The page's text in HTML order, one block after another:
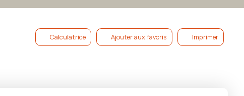
Calculatrice Ajouter aux favoris Imprimer